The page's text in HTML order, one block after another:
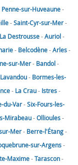
Penne-sur-Huveaune-
-Saint-Cyr-sur-Mer-
La Destrousse-Auriol-
- Belcodène-Arles-
sur-Mer- Bandol-
- Bormes-les-
- La Crau- Istres-
du-Var-Six-Fours-les-
Mirabeau-Ollioules-
Mer- Berre-l'Étang-
sur-Argens-
Maxime-Tarascon-